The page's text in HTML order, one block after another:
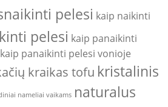
pelesi kaip naikinti
pelesi kaip panaikinti
kaip panaikinti pelesi vonioje
kraikas tofu kristalinis
nameliai vaikams naturalus